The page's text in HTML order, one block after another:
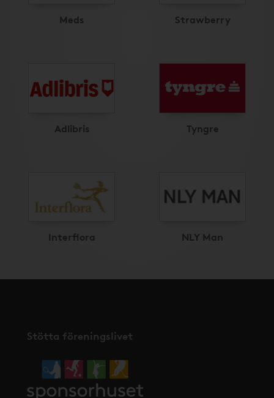
Meds Strawberry
Adlibris Tyngre
Interflora NLY Man
Stötta föreningslivet